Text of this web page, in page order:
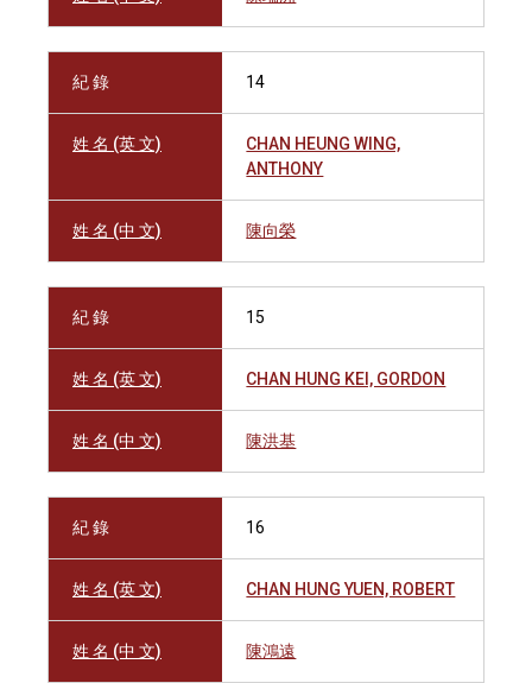
紀 錄 14
姓 名 (英 文)
CHAN HEUNG WING,
ANTHONY
姓 名 (中 文) 陳向榮
紀 錄 15
姓 名 (英 文) CHAN HUNG KEI, GORDON
姓 名 (中 文) 陳洪基
紀 錄 16
姓 名 (英 文) CHAN HUNG YUEN, ROBERT
姓 名 (中 文) 陳鴻遠